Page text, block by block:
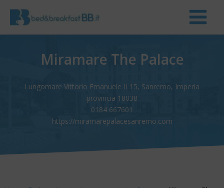
Miramare The Palace
Lungomare Vittorio Emanuele II 15, Sanremo, Imperia
provincia 18038
0184 667601
https://miramarepalacesanremo.com